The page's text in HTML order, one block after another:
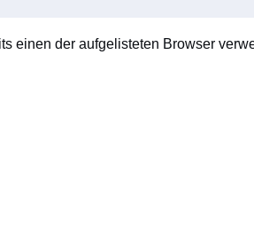
einen der aufgelisteten Browser